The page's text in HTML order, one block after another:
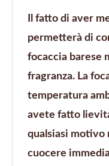
Il fatto di aver
permetterà di
focaccia barese
fragranza. La
temperatura
avete fatto
qualsiasi motivo
cuocere